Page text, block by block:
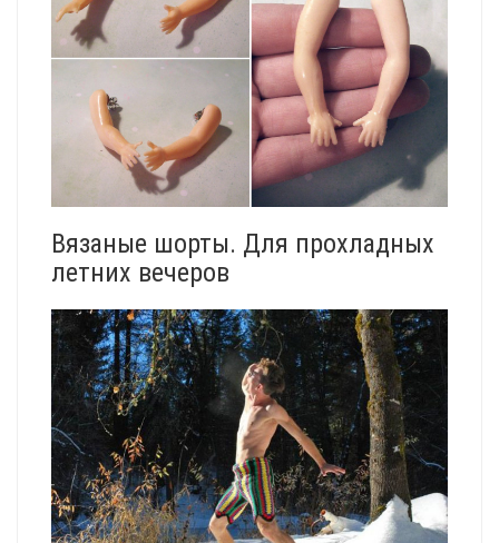
Вязаные шорты. Для прохладных
летних вечеров